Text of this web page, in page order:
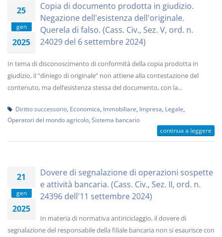
25
gen
2025
Copia di documento prodotta in giudizio.
Negazione dell'esistenza dell'originale.
Querela di falso. (Cass. Civ., Sez. V, ord. n.
24029 del 6 settembre 2024)
In tema di disconoscimento di conformità della copia prodotta in
giudizio, il “diniego di originale” non attiene alla contestazione del
contenuto, ma dell’esistenza stessa del documento, con la...
Diritto successorio Economica Immobiliare Impresa Legale
Operatori del mondo agricolo Sistema bancario
continua a leggere
21
gen
2025
Dovere di segnalazione di operazioni sospette
e attività bancaria. (Cass. Civ., Sez. II, ord. n.
24396 dell'11 settembre 2024)
In materia di normativa antiriciclaggio, il dovere di
segnalazione del responsabile della filiale bancaria non si esaurisce con